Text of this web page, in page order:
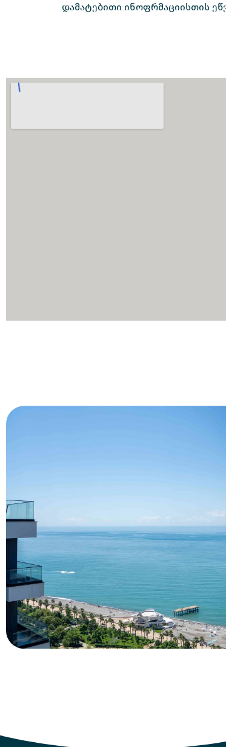
დამატებითი ინოფრმაციისთის